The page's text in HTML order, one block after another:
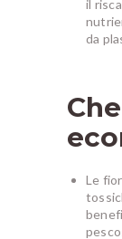
il
da
Le